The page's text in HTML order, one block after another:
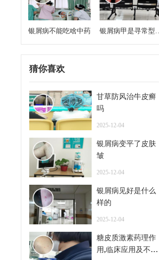
银屑病不能吃啥中药
银屑病甲是寻常型牛
皮癣么
猜你喜欢
甘草防风治牛皮癣
吗
2025-12-04
银屑病变平了皮肤
皱
2025-12-04
银屑病见好是什么
样的
2025-12-04
糖皮质激素药理作
用,临床应用及不良